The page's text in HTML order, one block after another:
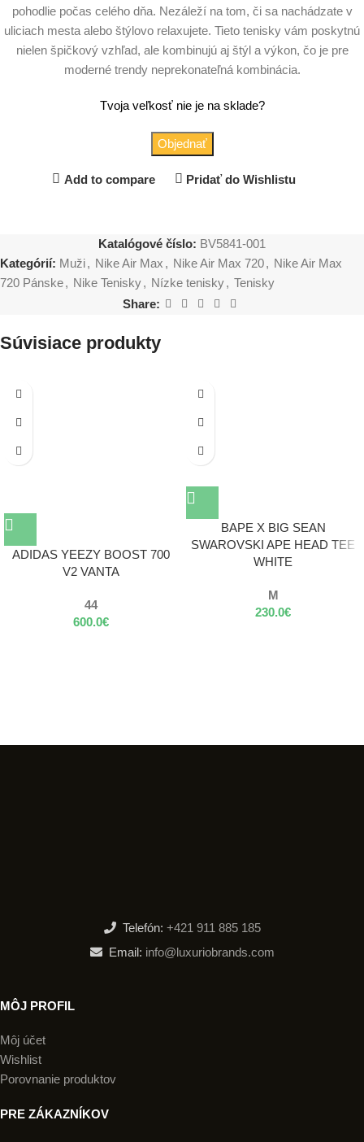
pohodlie počas celého dňa. Nezáleží na tom, či sa nachádzate v
uliciach mesta alebo štýlovo relaxujete. Tieto tenisky vám poskytnú
nielen špičkový vzhľad, ale kombinujú aj štýl a výkon, čo je pre
moderné trendy neprekonateľná kombinácia.
Tvoja veľkosť nie je na sklade?
Objednať
Add to compare Pridať do Wishlistu
Katalógové číslo: BV5841-001
Kategórií: Muži, Nike Air Max , Nike Air Max 720, Nike Air Max
720 Pánske, Nike Tenisky, Nízke tenisky, Tenisky
Share:
Súvisiace produkty
ADIDAS YEEZY BOOST 700
V2 VANTA
44
600.0€
BAPE X BIG SEAN
SWAROVSKI APE HEAD TEE
WHITE
M
230.0€
Telefón: +421 911 885 185
Email: info@luxuriobrands.com
MÔJ PROFIL
Môj účet
Wishlist
Porovnanie produktov
PRE ZÁKAZNÍKOV